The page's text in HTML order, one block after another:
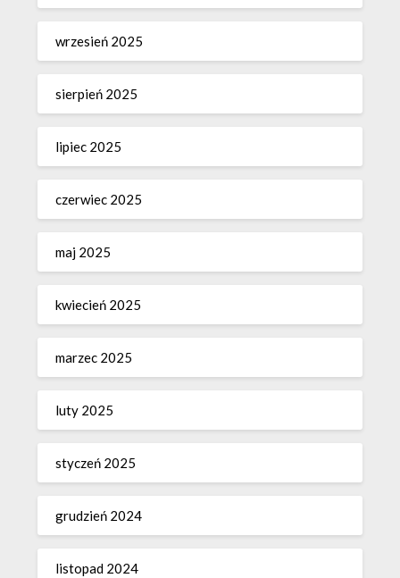
wrzesień 2025
sierpień 2025
lipiec 2025
czerwiec 2025
maj 2025
kwiecień 2025
marzec 2025
luty 2025
styczeń 2025
grudzień 2024
listopad 2024